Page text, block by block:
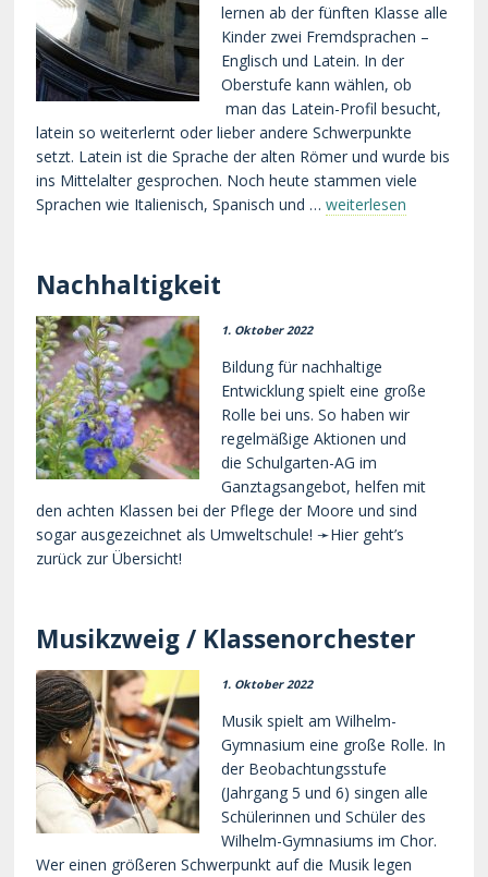
lernen ab der fünften Klasse alle
Kinder zwei Fremdsprachen –
Englisch und Latein. In der
Oberstufe kann wählen, ob
man das Latein-Profil besucht,
latein so weiterlernt oder lieber andere Schwerpunkte
setzt. Latein ist die Sprache der alten Römer und wurde bis
ins Mittelalter gesprochen. Noch heute stammen viele
Sprachen wie Italienisch, Spanisch und …weiterlesen
Nachhaltigkeit
1. Oktober 2022
Bildung für nachhaltige
Entwicklung spielt eine große
Rolle bei uns. So haben wir
regelmäßige Aktionen und
die Schulgarten-AG im
Ganztagsangebot, helfen mit
den achten Klassen bei der Pflege der Moore und sind
sogar ausgezeichnet als Umweltschule! ➛Hier geht’s
zurück zur Übersicht!
Musikzweig / Klassenorchester
1. Oktober 2022
Musik spielt am Wilhelm-
Gymnasium eine große Rolle. In
der Beobachtungsstufe
(Jahrgang 5 und 6) singen alle
Schülerinnen und Schüler des
Wilhelm-Gymnasiums im Chor.
Wer einen größeren Schwerpunkt auf die Musik legen